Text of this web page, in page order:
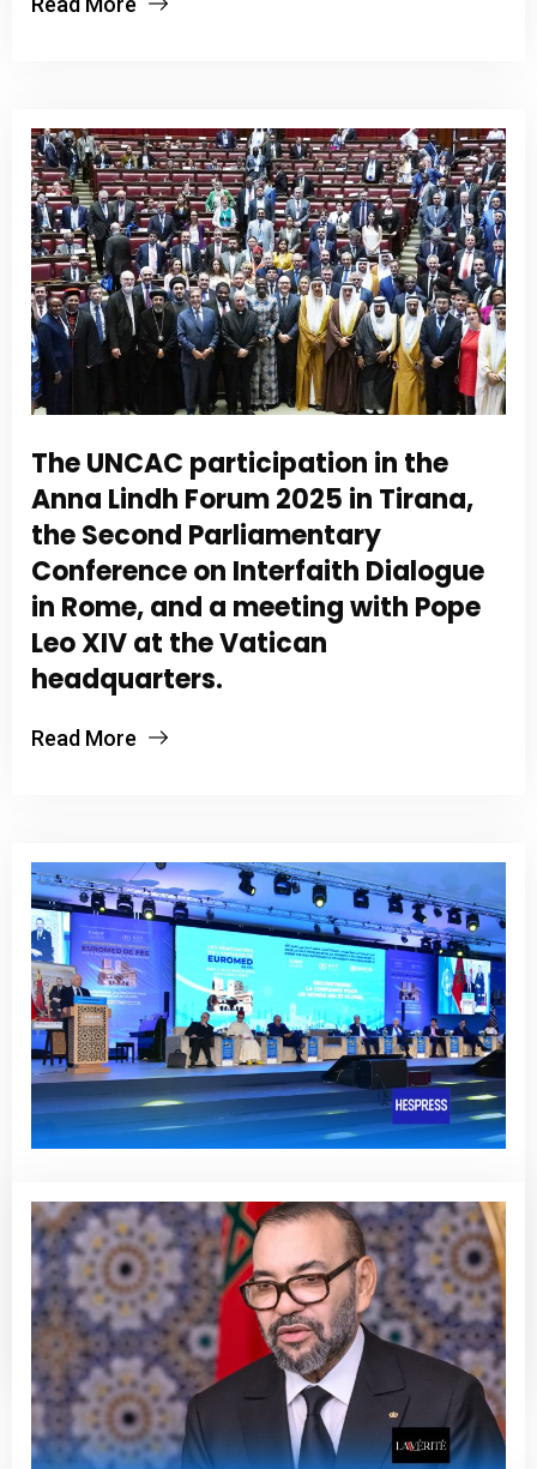
The UNCAC participation in the
Anna Lindh Forum 2025 in Tirana,
the Second Parliamentary
Conference on Interfaith Dialogue
in Rome, and a meeting with Pope
Leo XIV at the Vatican
headquarters.
Read More
Azoulay: Le Maroc incarne
l’Alliance de toutes nos
civilisations
Read More